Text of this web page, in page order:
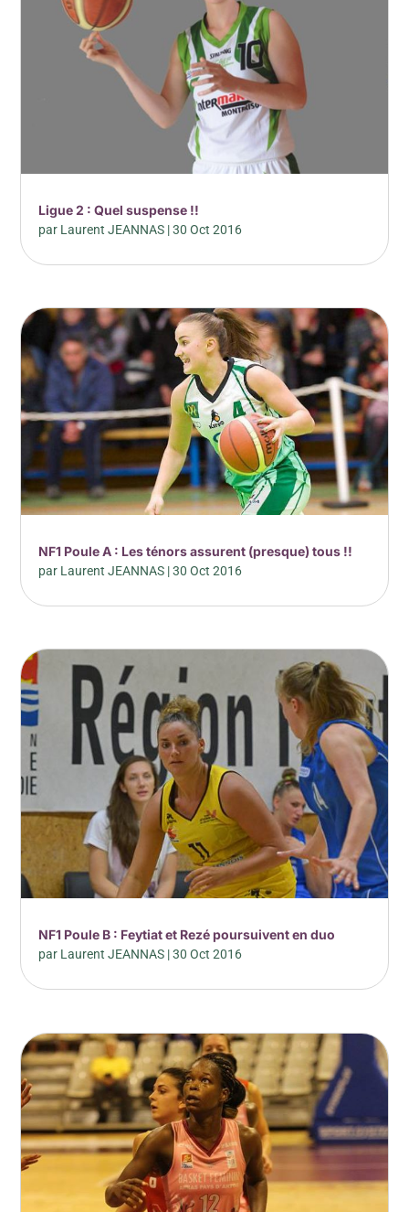
Ligue 2 : Quel suspense !!
par Laurent JEANNAS |30 Oct 2016
NF1 Poule A : Les ténors assurent (presque) tous !!
par Laurent JEANNAS |30 Oct 2016
NF1 Poule B : Feytiat et Rezé poursuivent en duo
par Laurent JEANNAS |30 Oct 2016